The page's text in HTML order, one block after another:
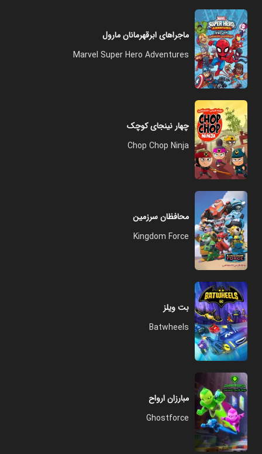
ماجراهای ابرقهرمانان مارول
Marvel Super Hero Adventures
چهار نینجای کوچک
Chop Chop Ninja
محافظان سرزمین
Kingdom Force
بت ویلز
Batwheels
مبارزان ارواح
Ghostforce